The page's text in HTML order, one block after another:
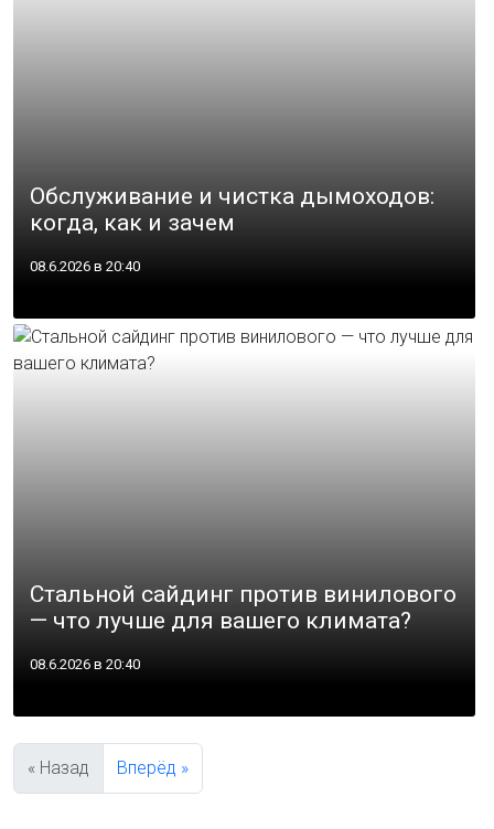
Обслуживание и чистка дымоходов:
когда, как и зачем
08.6.2026 в 20:40
Стальной сайдинг против винилового
— что лучше для вашего климата?
08.6.2026 в 20:40
« Назад Вперёд »